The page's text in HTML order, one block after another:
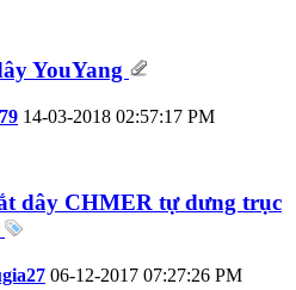
YouYang
14-03-2018 02:57:17 PM
dây CHMER tự dưng trục
06-12-2017 07:27:26 PM